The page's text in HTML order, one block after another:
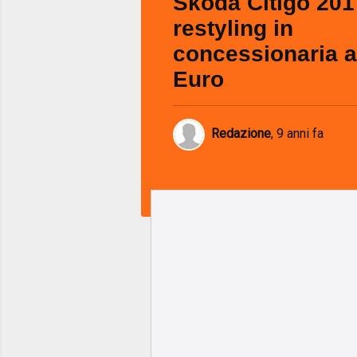
restyling in
concessionaria
Euro
Redazione, 9 anni fa